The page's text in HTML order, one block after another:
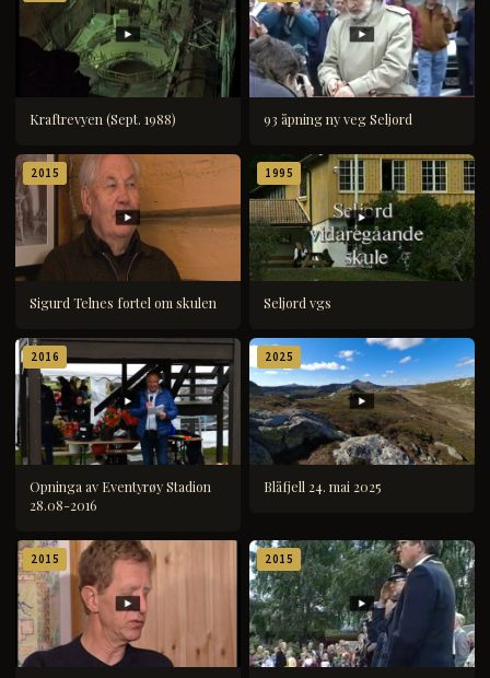
Kraftrevyen (Sept. 1988) 93 åpning ny veg Seljord
2015
Sigurd Telnes fortel om skulen
1995
Seljord vgs
2016
Opninga av Eventyrøy Stadion
28.08-2016
2025
Blåfjell 24. mai 2025
2015 2015